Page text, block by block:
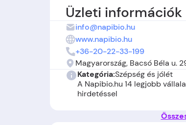
Üzleti információk
info@napibio.hu
www.napibio.hu
+36-20-22-33-199
Magyarország, Bacsó Béla u.
Kategória:Szépség és jólét
A Napibio.hu 14 legjobb
hirdetéssel